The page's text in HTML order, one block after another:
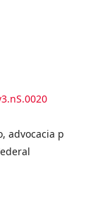
advocacia p